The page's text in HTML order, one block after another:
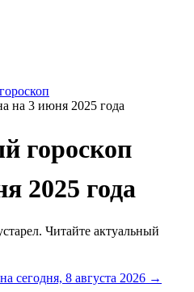
на 3 июня 2025 года
гороскоп
2025 года
Читайте актуальный
сегодня, 8 августа 2026 →